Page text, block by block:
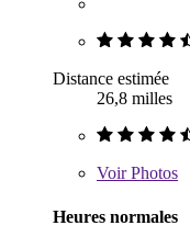
Distance estimée
26,8 milles
VoirPhotos
Heures normales